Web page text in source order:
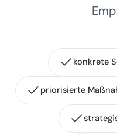
konkrete
priorisierte